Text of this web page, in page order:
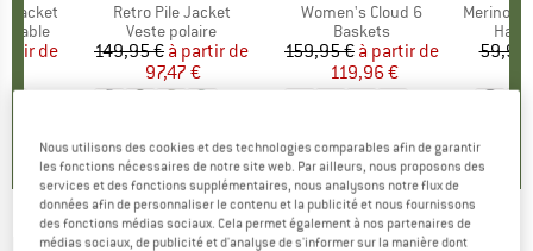
Jacket
réduit
de
Article
Retro Pile Jacket
Product group
Veste polaire
Prix
149,95 € Prix réduit
à partir de
97,47 €
Article
Women's Cloud 6
Product group
Baskets
Prix
159,95 € Prix réduit
à partir de
119,96 €
Article
MerinoMix150
Haut
59,95
Nous utilisons des cookies et des technologies comparables afin de garantir
les fonctions nécessaires de notre site web. Par ailleurs, nous proposons des
services et des fonctions supplémentaires, nous analysons notre flux de
données afin de personnaliser le contenu et la publicité et nous fournissons
des fonctions médias sociaux. Cela permet également à nos partenaires de
médias sociaux, de publicité et d'analyse de s'informer sur la manière dont